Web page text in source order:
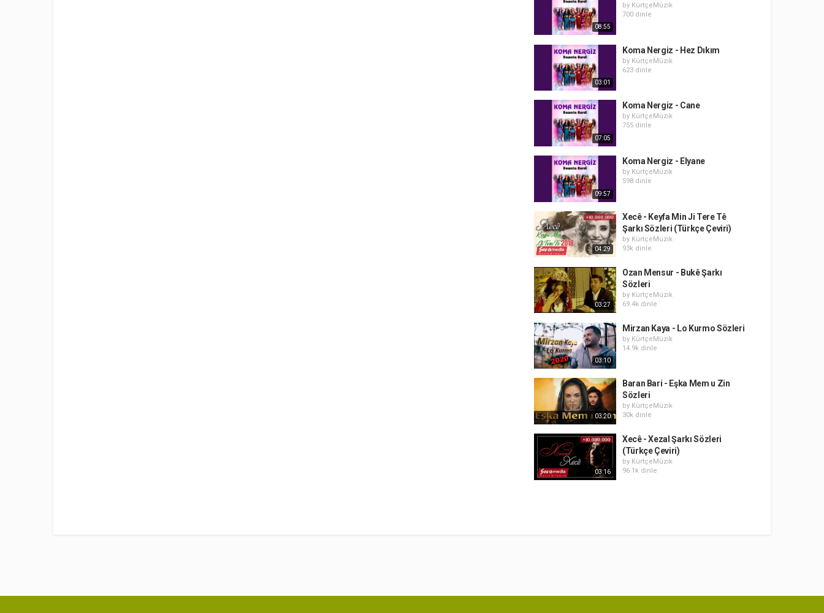
08:55
by KürtçeMüzik
700 dinle
03:01
Koma Nergiz - Hez Dıkım
by KürtçeMüzik
623 dinle
07:05
Koma Nergiz - Cane
by KürtçeMüzik
755 dinle
09:57
Koma Nergiz - Elyane
by KürtçeMüzik
598 dinle
04:29
Xecê - Keyfa Min Ji Tere Tê
Şarkı Sözleri (Türkçe Çeviri)
by KürtçeMüzik
93k dinle
03:27
Ozan Mensur - Bukê Şarkı
Sözleri
by KürtçeMüzik
69.4k dinle
03:10
Mirzan Kaya - Lo Kurmo Sözleri
by KürtçeMüzik
14.9k dinle
03:20
Baran Bari - Eşka Mem u Zin
Sözleri
by KürtçeMüzik
30k dinle
03:16
Xecê - Xezal Şarkı Sözleri
(Türkçe Çeviri)
by KürtçeMüzik
96.1k dinle